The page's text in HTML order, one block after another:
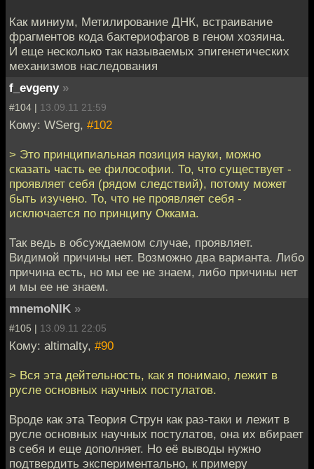
Как миниум, Метилирование ДНК, встраивание
фрагментов кода бактериофагов в геном хозяина.
И еще несколько так называемых эпигенетических
механизмов наследования
f_evgeny »
#104 | 13.09.11 21:59
Кому: WSerg, #102
> Это принципиальная позиция науки, можно
сказать часть ее философии. То, что существует -
проявляет себя (рядом следствий), потому может
быть изучено. То, что не проявляет себя -
исключается по принципу Оккама.
Так ведь в обсуждаемом случае, проявляет.
Видимой причины нет. Возможно два варианта. Либо
причина есть, но мы ее не знаем, либо причины нет
и мы ее не знаем.
mnemoNIK »
#105 | 13.09.11 22:05
Кому: altimalty, #90
> Вся эта дейтельность, как я понимаю, лежит в
русле основных научных постулатов.
Вроде как эта Теория Струн как раз-таки и лежит в
русле основных научных постулатов, она их вбирает
в себя и еще дополняет. Но её выводы нужно
подтвердить экспериментально, к примеру